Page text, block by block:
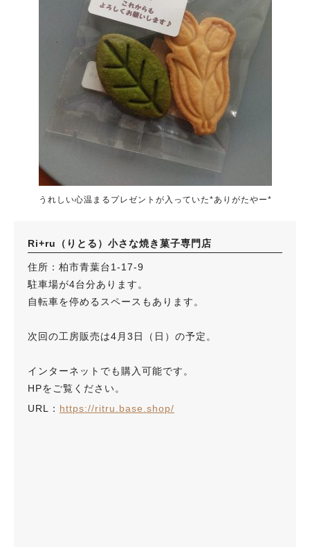
うれしい心温まるプレゼントが入っていた*ありがたやー*
Ri+ru（りとる）小さな焼き菓子専門店
住所：柏市青葉台1-17-9
駐車場が4台分あります。
自転車を停めるスペースもあります。
次回の工房販売は4月3日（日）の予定。
インターネットでも購入可能です。
HPをご覧ください。
URL： https://ritru.base.shop/